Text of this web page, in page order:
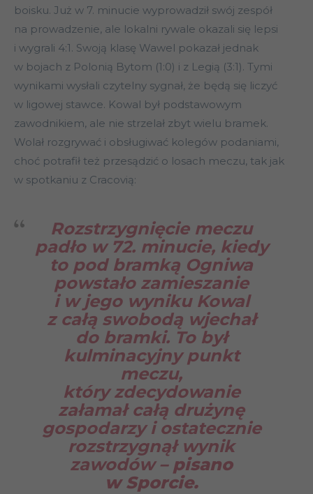
boisku. Już w 7. minucie wyprowadził swój zespół
na prowadzenie, ale lokalni rywale okazali się lepsi
i wygrali 4:1. Swoją klasę Wawel pokazał jednak
w bojach z Polonią Bytom (1:0) i z Legią (3:1). Tymi
wynikami wysłali czytelny sygnał, że będą się liczyć
w ligowej stawce. Kowal był podstawowym
zawodnikiem, ale nie strzelał zbyt wielu bramek.
Wolał rozgrywać i obsługiwać kolegów podaniami,
choć potrafił też przesądzić o losach meczu, tak jak
w spotkaniu z Cracovią:
Rozstrzygnięcie meczu
padło w 72. minucie, kiedy
to pod bramką Ogniwa
powstało zamieszanie
i w jego wyniku Kowal
z całą swobodą wjechał
do bramki. To był
kulminacyjny punkt
meczu,
który zdecydowanie
załamał całą drużynę
gospodarzy i ostatecznie
rozstrzygnął wynik
zawodów – pisano
w Sporcie.